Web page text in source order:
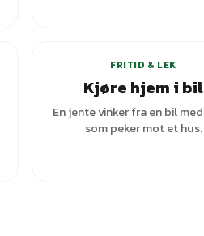
FRITID & LEK
Kjøre hjem i bil
En jente vinker fra en bil
som peker mot et hus.